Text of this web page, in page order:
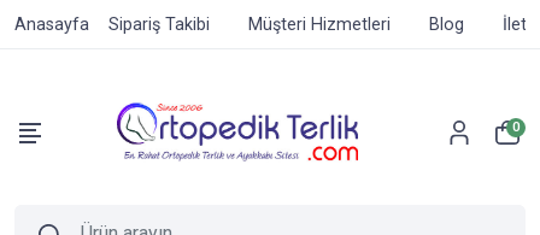
Anasayfa Sipariş Takibi Müşteri Hizmetleri Blog
0